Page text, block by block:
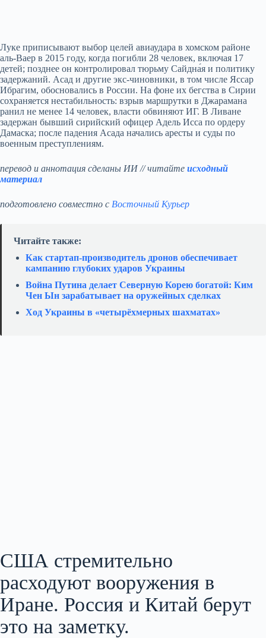
Луке приписывают выбор целей авиаудара в хомском районе
аль-Ваер в 2015 году, когда погибли 28 человек, включая 17
детей; позднее он контролировал тюрьму Сайдна́я и политику
задержаний. Асад и другие экс-чиновники, в том числе Яссар
Ибрагим, обосновались в России. На фоне их бегства в Сирии
сохраняется нестабильность: взрыв маршрутки в Джарамана
ранил не менее 14 человек, власти обвиняют ИГ. В Ливане
задержан бывший сирийский офицер Адель Исса по ордеру
Дамаска; после падения Асада начались аресты и суды по
военным преступлениям.
перевод и аннотация сделаны ИИ // читайте исходный
материал
подготовлено совместно с Восточный Курьер
Читайте также:
Как стартап‑производитель дронов обеспечивает
кампанию глубоких ударов Украины
Война Путина делает Северную Корею богатой: Ким
Чен Ын зарабатывает на оружейных сделках
Ход Украины в «четырёхмерных шахматах»
США стремительно
расходуют вооружения в
Иране. Россия и Китай берут
это на заметку.